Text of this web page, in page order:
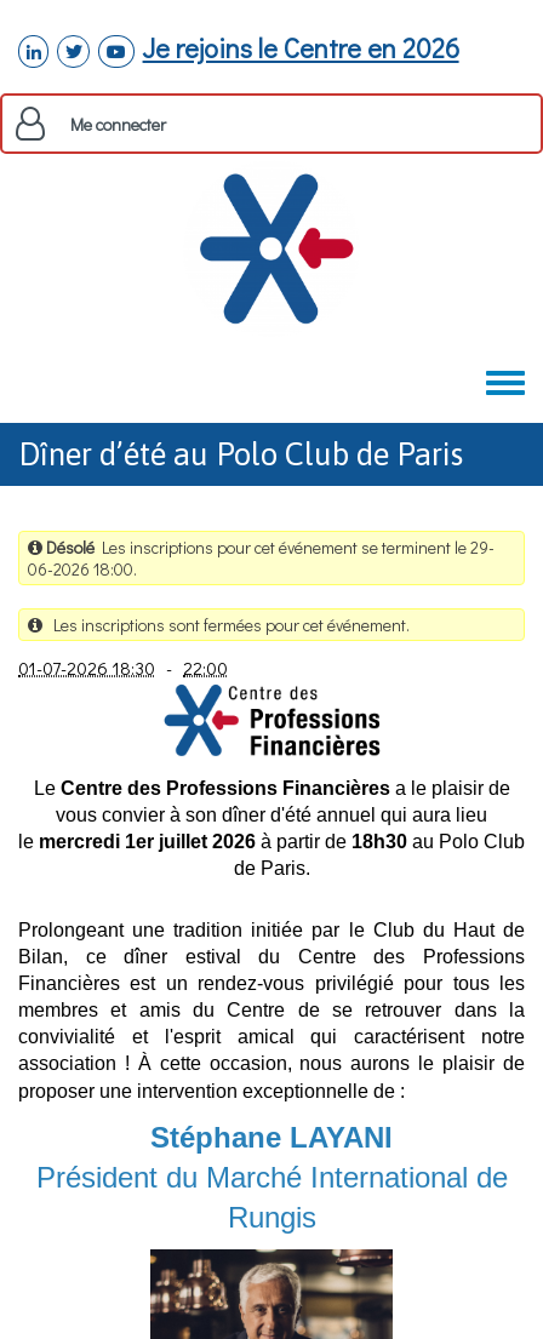
linkedintwitteryoutube
Je rejoins le Centre en 2026
Me connecter
Toggle
Dîner d’été au Polo Club de Paris
Désolé Les inscriptions pour cet événement se terminent le 29-
06-2026 18:00.
Les inscriptions sont fermées pour cet événement.
01-07-2026 18:30 - 22:00
Le Centre des Professions Financièresa le plaisir de
vous convier à son dîner d'été annuel qui aura lieu
le mercredi 1er juillet 2026 à partir de 18h30 au Polo Club
de Paris.
Prolongeant une tradition initiée par le Club du Haut de
Bilan, ce dîner estival du Centre des Professions
Financières est un rendez-vous privilégié pour tous les
membres et amis du Centre de se retrouver dans la
convivialité et l'esprit amical qui caractérisent notre
association ! À cette occasion, nous aurons le plaisir de
proposer une intervention exceptionnelle de :
Stéphane LAYANI
Président du Marché International de
Rungis